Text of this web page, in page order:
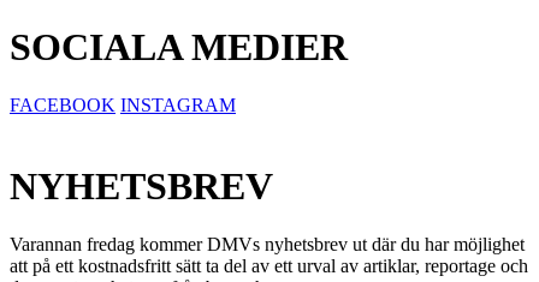
SOCIALA MEDIER
FACEBOOK INSTAGRAM
NYHETSBREV
Varannan fredag kommer DMVs nyhetsbrev ut där du har möjlighet
att på ett kostnadsfritt sätt ta del av ett urval av artiklar, reportage och